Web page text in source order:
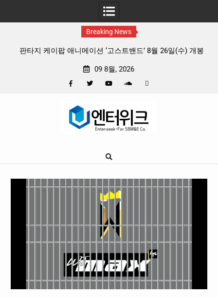
Breaking News
판타지 케이팝 애니메이션 ‘고스트밴드’ 8월 26일(수) 개봉
09 8월, 2026
Google